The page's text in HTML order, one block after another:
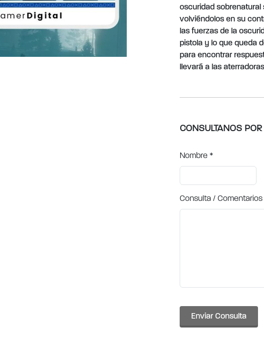
oscuridad sobrenatural
volviéndolos en su
las fuerzas de la
pistola y lo que queda
para encontrar
llevará a las
CONSULTANOS
Nombre *
Consulta / Comentarios
Enviar Consulta